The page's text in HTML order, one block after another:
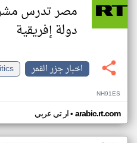
مصر تدرس
دولة إفريقية
اخبار جزر القمر
NH91ES
ار تي عربي• arabic.rt.com